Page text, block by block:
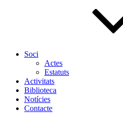
Soci
Actes
Estatuts
Activitats
Biblioteca
Notícies
Contacte